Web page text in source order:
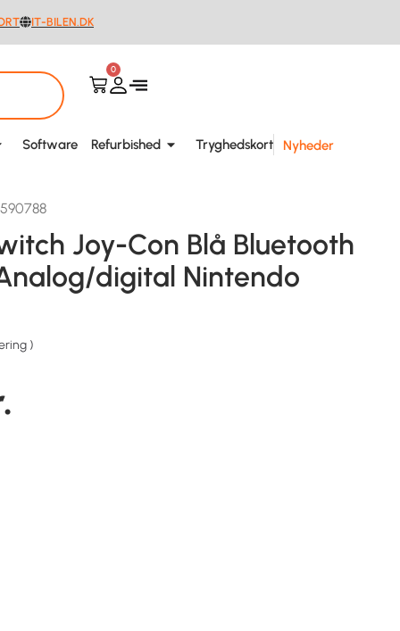
IT-BILEN.DK
0
Software Refurbished Tryghedskort Nyheder
Joy-Con Blå Bluetooth
digital Nintendo
)